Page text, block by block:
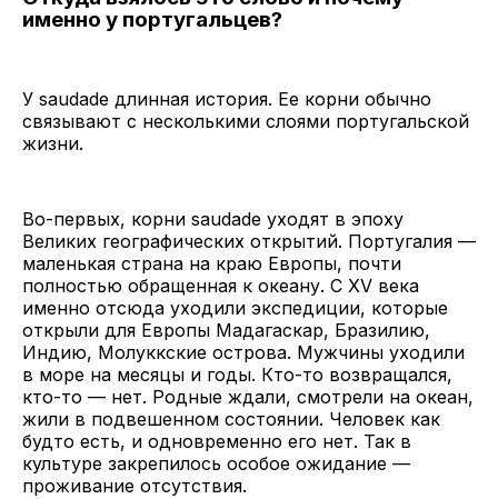
именно у португальцев?
У saudade длинная история. Ее корни обычно
связывают с несколькими слоями португальской
жизни.
Во-первых, корни saudade уходят в эпоху
Великих географических открытий. Португалия —
маленькая страна на краю Европы, почти
полностью обращенная к океану. С XV века
именно отсюда уходили экспедиции, которые
открыли для Европы Мадагаскар, Бразилию,
Индию, Молуккские острова. Мужчины уходили
в море на месяцы и годы. Кто-то возвращался,
кто-то — нет. Родные ждали, смотрели на океан,
жили в подвешенном состоянии. Человек как
будто есть, и одновременно его нет. Так в
культуре закрепилось особое ожидание —
проживание отсутствия.